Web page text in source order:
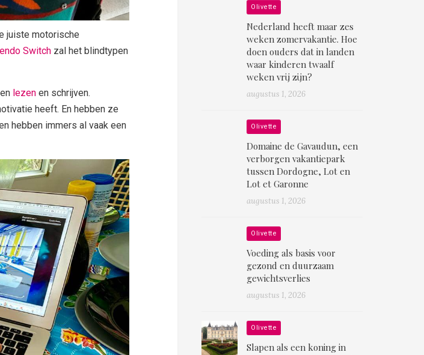
juiste motorische
Switch zal het blindtypen
lezen en schrijven.
heeft. En hebben ze
hebben immers al vaak een
Olivette
Nederland heeft maar zes
weken zomervakantie. Hoe
doen ouders dat in landen
waar kinderen twaalf
weken vrij zijn?
augustus 1, 2026
Olivette
Domaine de Gavaudun, een
verborgen vakantiepark
tussen Dordogne, Lot en
Lot et Garonne
augustus 1, 2026
Olivette
Voeding als basis voor
gezond en duurzaam
gewichtsverlies
augustus 1, 2026
Olivette
Slapen als een koning in